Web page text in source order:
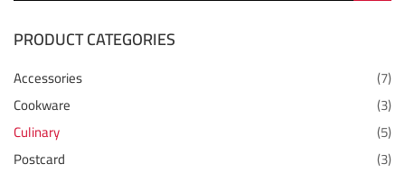
PRODUCT CATEGORIES
Accessories
(7)
Cookware
(3)
Culinary
(5)
Postcard
(3)